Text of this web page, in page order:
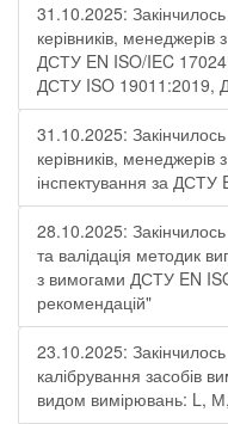
31.10.2025:
керівників, менеджерів
ДСТУ EN ISO/IEC
ДСТУ ISO 19011:2019,
31.10.2025:
керівників, менеджерів
інспектування за
28.10.2025:
та валідація методик
з вимогами ДСТУ EN
рекомендацій"
23.10.2025:
калібрування засобів
видом вимірювань: L,